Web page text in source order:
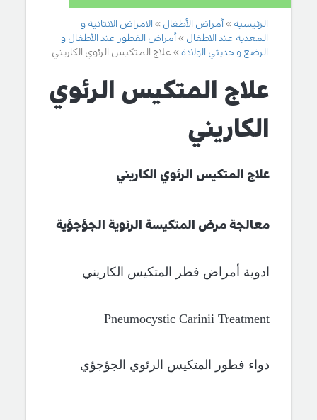
الرئيسية أمراض الأطفال
الامراض الانتانية و
المعدية عند الاطفال
أمراض الفطور عند الأطفال و
الرضع و حديثي الولادة
علاج المتكيس الرئوي الكاريني
علاج المتكيس الرئوي
الكاريني
علاج المتكيس الرئوي الكاريني
معالجة مرض المتكيسة الرئوية الجؤجؤية
ادوية أمراض فطر المتكيس الكاريني
Pneumocystic Carinii Treatment
دواء فطور المتكيس الرئوي الجؤجؤي